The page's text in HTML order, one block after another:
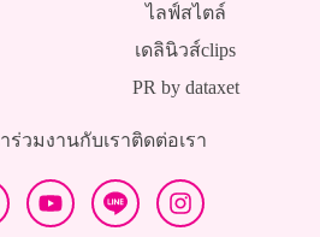
ไลฟ์สไตล์
เดลินิวส์clips
PR by dataxet
ร่วมงานกับเราติดต่อเรา